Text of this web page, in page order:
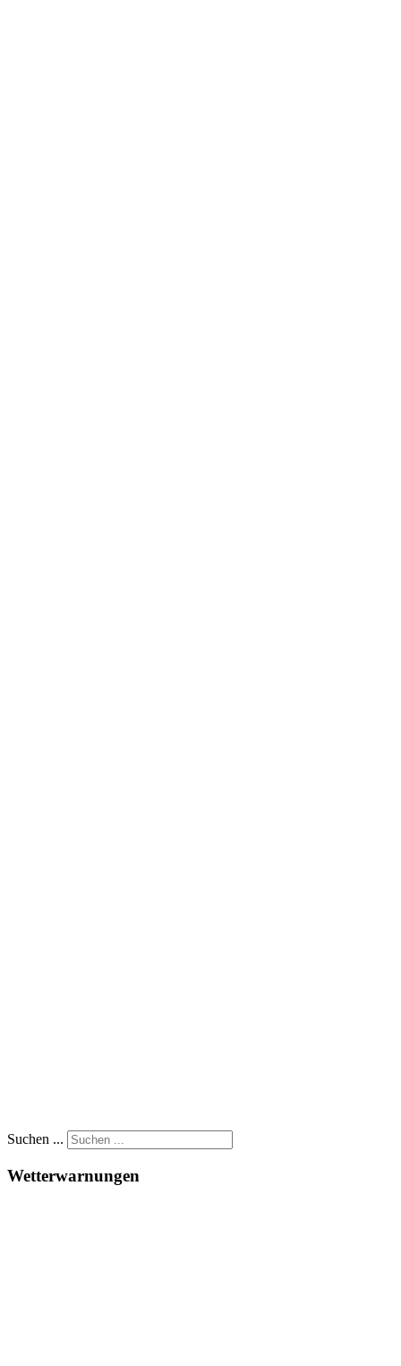
Suchen ...
Wetterwarnungen